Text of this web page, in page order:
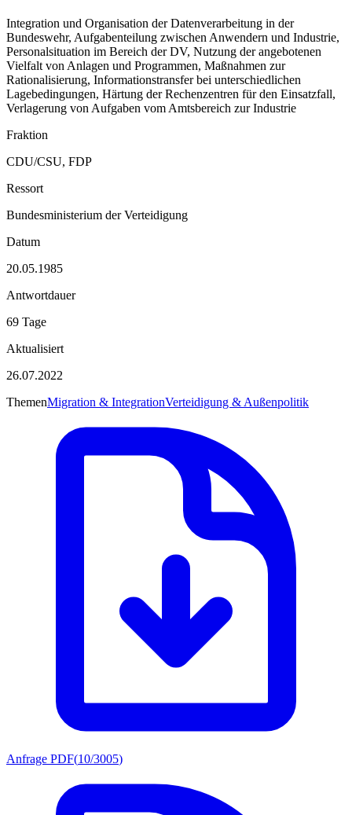
Integration und Organisation der Datenverarbeitung in der
Bundeswehr, Aufgabenteilung zwischen Anwendern und Industrie,
Personalsituation im Bereich der DV, Nutzung der angebotenen
Vielfalt von Anlagen und Programmen, Maßnahmen zur
Rationalisierung, Informationstransfer bei unterschiedlichen
Lagebedingungen, Härtung der Rechenzentren für den Einsatzfall,
Verlagerung von Aufgaben vom Amtsbereich zur Industrie
Fraktion
CDU/CSU, FDP
Ressort
Bundesministerium der Verteidigung
Datum
20.05.1985
Antwortdauer
69 Tage
Aktualisiert
26.07.2022
ThemenMigration & IntegrationVerteidigung & Außenpolitik
Anfrage PDF(10/3005)